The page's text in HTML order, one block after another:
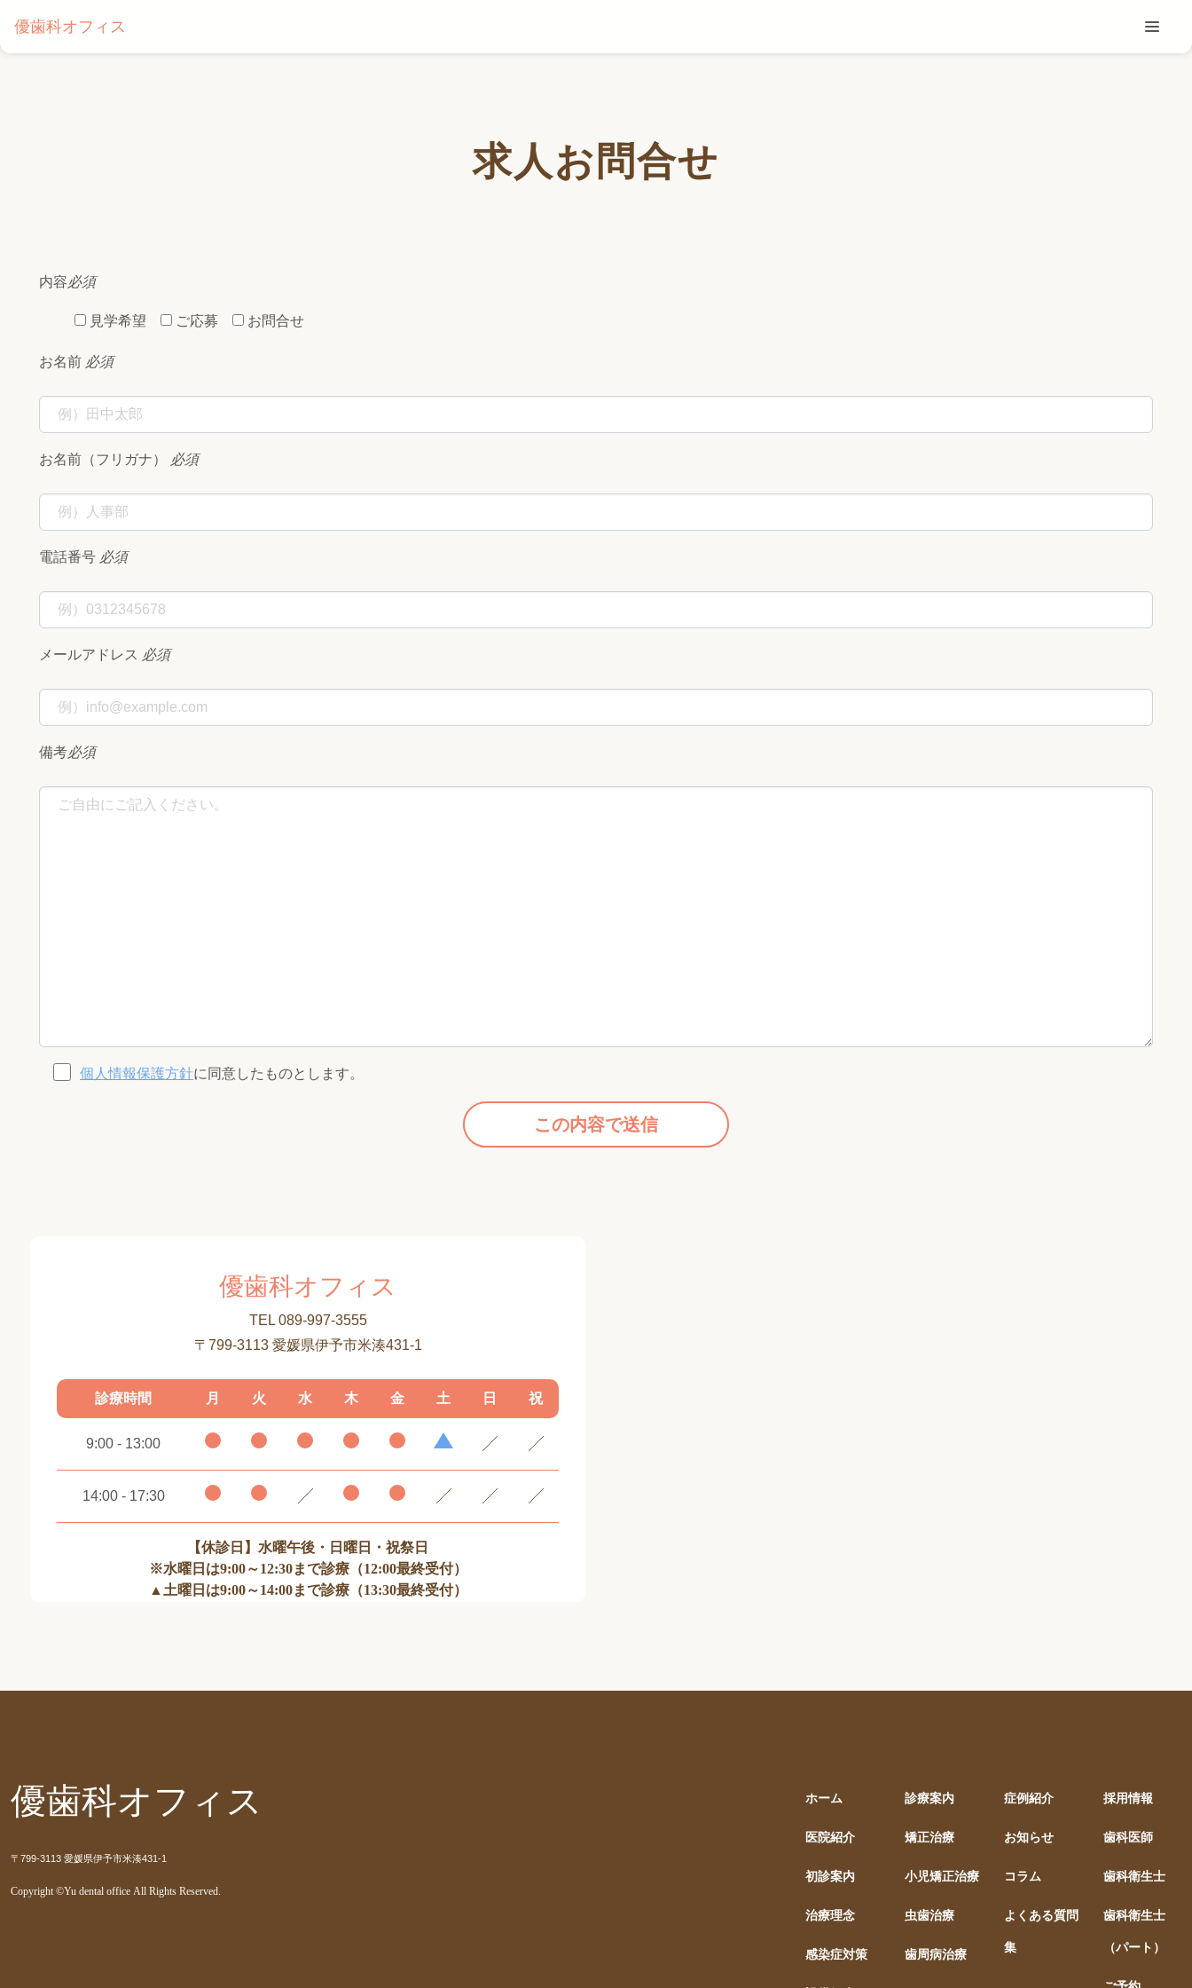
優歯科オフィス
求人お問合せ
内容必須
見学希望 ご応募 お問合せ
お名前 必須
お名前（フリガナ） 必須
電話番号 必須
メールアドレス 必須
備考必須
個人情報保護方針に同意したものとします。
優歯科オフィス
TEL 089-997-3555
〒799-3113 愛媛県伊予市米湊431-1
診療時間 月 火 水 木 金 土 日 祝
9:00 - 13:00
14:00 - 17:30
【休診日】水曜午後・日曜日・祝祭日
※水曜日は9:00～12:30まで診療（12:00最終受付）
▲土曜日は9:00～14:00まで診療（13:30最終受付）
優歯科オフィス
〒799-3113 愛媛県伊予市米湊431-1
Copyright ©Yu dental office All Rights Reserved.
ホーム
医院紹介
初診案内
治療理念
感染症対策
診療案内
矯正治療
小児矯正治療
虫歯治療
歯周病治療
症例紹介
お知らせ
コラム
よくある質問
集
採用情報
歯科医師
歯科衛生士
歯科衛生士
（パート）